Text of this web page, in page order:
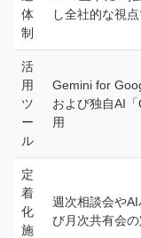
体
制
し全社的な視
活
用
ツ
ー
ル
Gemini for
および独自AI
用
定
着
化
施
週次相談会や
び月次共有会